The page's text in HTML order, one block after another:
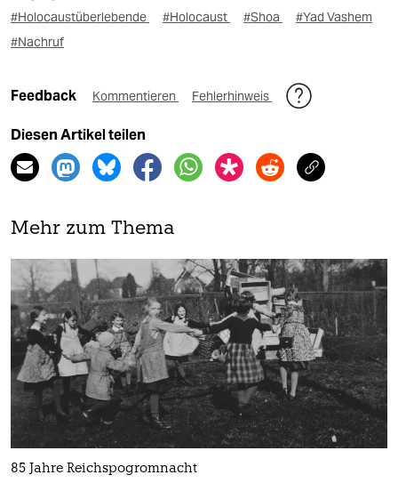
#Holocaustüberlebende #Holocaust #Shoa
#Yad Vashem
#Nachruf
Feedback Kommentieren Fehlerhinweis
Diesen Artikel teilen
Mehr zum Thema
85 Jahre Reichspogromnacht